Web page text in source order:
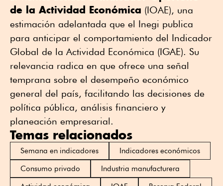
de la Actividad Económica (IOAE), una
estimación adelantada que el Inegi publica
para anticipar el comportamiento del Indicador
Global de la Actividad Económica (IGAE). Su
relevancia radica en que ofrece una señal
temprana sobre el desempeño económico
general del país, facilitando las decisiones de
política pública, análisis financiero y
planeación empresarial.
Temas relacionados
Semana en indicadores
Indicadores económicos
Consumo privado
Industria manufacturera